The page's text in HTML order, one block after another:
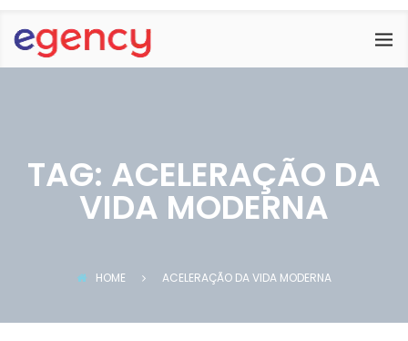
TAG: ACELERAÇÃO DA
VIDA MODERNA
HOME ACELERAÇÃO DA VIDA MODERNA